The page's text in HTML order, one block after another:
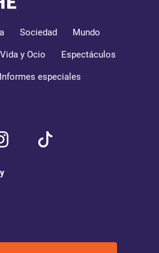
Sociedad Mundo
Vida y Ocio Espectáculos
Informes especiales